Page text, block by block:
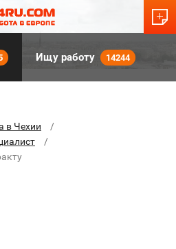
Ищу работу 14244
в Чехии